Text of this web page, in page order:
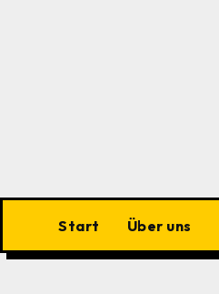
Start Über uns